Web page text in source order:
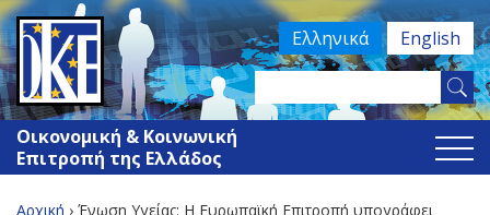
Jump
to
navigation
Οικονομική & Κοινωνική
Επιτροπή της Ελλάδος
Ελληνικά English
Φόρμα
this
Αρχική › Ένωση Υγείας: Η Ευρωπαϊκή Επιτροπή υπογράφει